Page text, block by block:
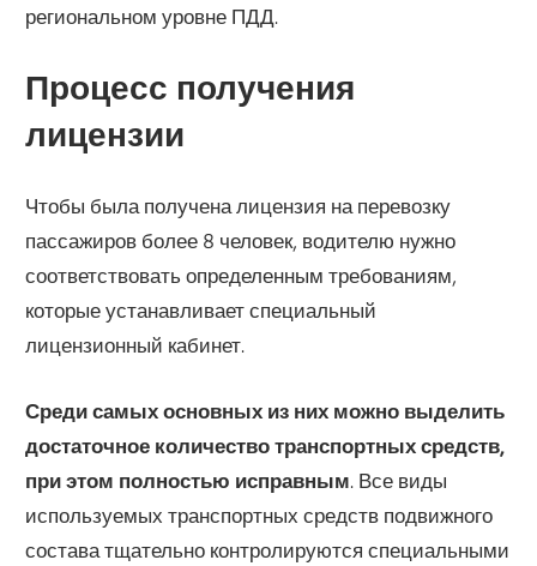
региональном уровне ПДД.
Процесс получения
лицензии
Чтобы была получена лицензия на перевозку
пассажиров более 8 человек, водителю нужно
соответствовать определенным требованиям,
которые устанавливает специальный
лицензионный кабинет.
Среди самых основных из них можно выделить
достаточное количество транспортных средств,
при этом полностью исправным. Все виды
используемых транспортных средств подвижного
состава тщательно контролируются специальными